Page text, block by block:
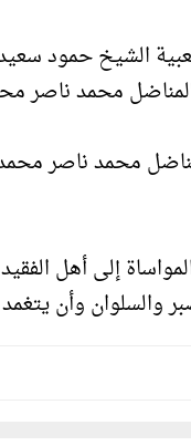
الشيخ حمود
محمد ناصر
محمد ناصر
إلى أهل
والسلوان وأن